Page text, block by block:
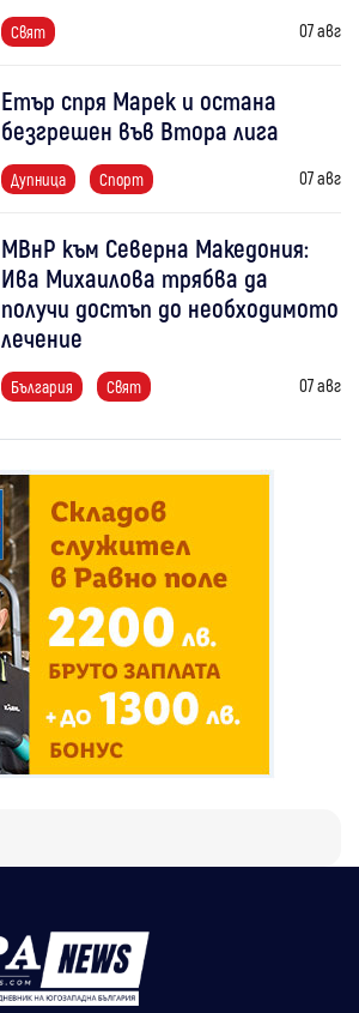
Свят 07 авг
Етър спря Марек и остана
безгрешен във Втора лига
Дупница Спорт 07 авг
МВнР към Северна Македония:
Ива Михаилова трябва да
получи достъп до необходимото
лечение
България Свят 07 авг